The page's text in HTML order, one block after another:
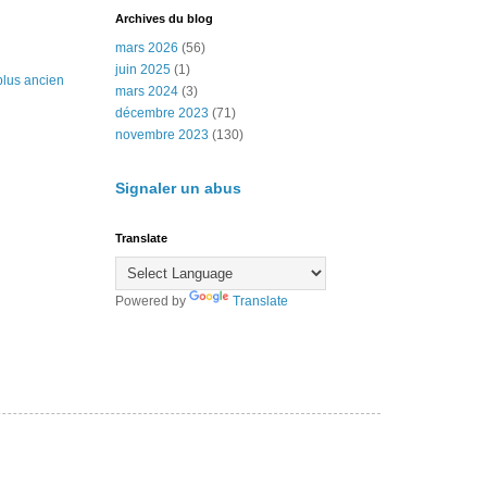
ancien
Archives du blog
mars 2026 (56)
juin 2025(1)
mars 2024(3)
décembre 2023 (71)
novembre 2023 (130)
Signaler un abus
Translate
Powered by Translate